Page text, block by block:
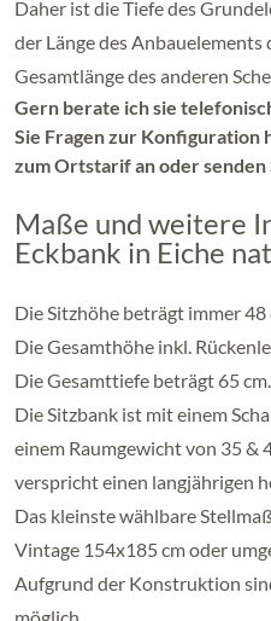
Daher ist die Tiefe des
der Länge des Anbauelements
Gesamtlänge des anderen
Gern berate ich sie
Sie Fragen zur Konfiguration
zum Ortstarif an oder senden
Maße und weitere
Eckbank in Eiche
Die Sitzhöhe beträgt immer 48
Die Gesamthöhe inkl.
Die Gesamttiefe beträgt 65 cm.
Die Sitzbank ist mit einem
einem Raumgewicht von 35 &
verspricht einen langjährigen
Das kleinste wählbare
Vintage 154x185 cm oder
Aufgrund der Konstruktion
möglich.